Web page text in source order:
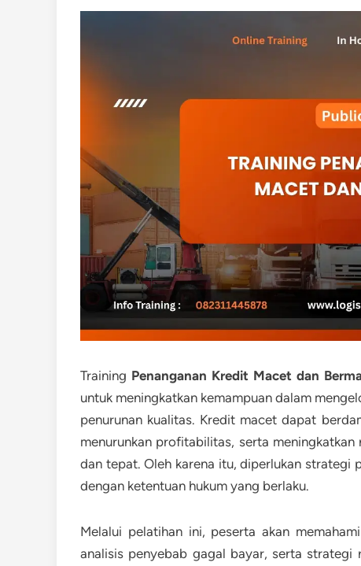
Training Penanganan Kredit Macet dan
untuk meningkatkan kemampuan dalam
penurunan kualitas. Kredit macet dapat
menurunkan profitabilitas, serta
dan tepat. Oleh karena itu, diperlukan strategi
dengan ketentuan hukum yang berlaku.
Melalui pelatihan ini, peserta akan
analisis penyebab gagal bayar, serta strategi